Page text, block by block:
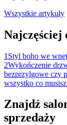
Wszystkie artykuły
Najczęściej
1 Styl boho we
2Wykończenie
bezprzylgowe czy
wszystko co
Znajdź
sprzedaży